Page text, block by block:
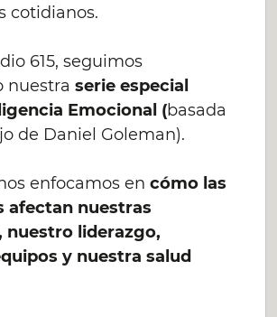
cotidianos.
615, seguimos
nuestraserie especial
Emocional (basada
de Daniel Goleman).
enfocamos encómo las
afectan nuestras
nuestro liderazgo,
y nuestra salud